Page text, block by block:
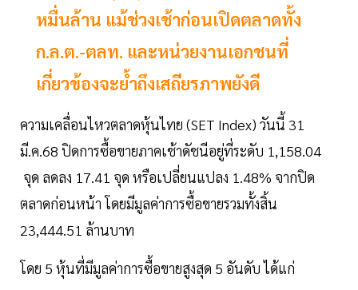
หมื่นล้าน แม้ช่วงเช้าก่อนเปิดตลาดทั้ง
ก.ล.ต.-ตลท. และหน่วยงานเอกชนที่
เกี่ยวข้องจะย้ำถึงเสถียรภาพยังดี
ความเคลื่อนไหวตลาดหุ้นไทย (SET Index) วันนี้ 31
มี.ค.68 ปิดการซื้อขายภาคเช้าดัชนีอยู่ที่ระดับ 1,158.04
จุด ลดลง 17.41 จุด หรือเปลี่ยนแปลง 1.48% จากปิด
ตลาดก่อนหน้า โดยมีมูลค่าการซื้อขายรวมทั้งสิ้น
23,444.51 ล้านบาท
โดย 5 หุ้นที่มีมูลค่าการซื้อขายสูงสุด 5 อันดับ ได้แก่